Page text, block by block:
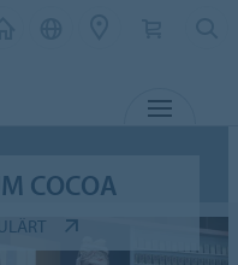
COCOA